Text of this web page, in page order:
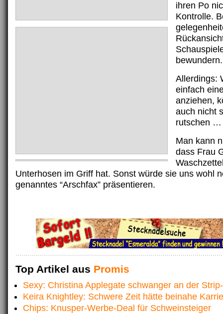
ihren Po
Kontrolle.
bewundern.
Allerdings:
einfach
anziehen,
auch nicht
rutschen …
Man kann
dass Frau
Unterhosen im Griff hat. Sonst würde sie uns wohl
genanntes “Arschfax” präsentieren.
Top Artikel aus Promis
Sexy: Christina Applegate schwanger an der
Keira Knightley: Schwere Zeit hätte beinahe
Chips: Knusper-Werbe-Deal für Schweinsteiger